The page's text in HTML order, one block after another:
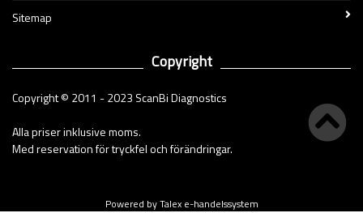
Sitemap
Copyright
Copyright © 2011 - 2023 ScanBi Diagnostics
Alla priser inklusive moms.
Med reservation för tryckfel och förändringar.
Powered by Talex e-handelssystem